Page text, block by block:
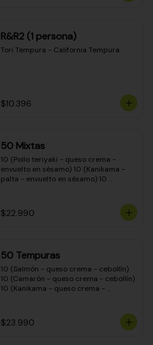
R&R2 (1 persona)
Tori Tempura - California Tempura
$10.396
50 Mixtas
10 (Pollo teriyaki - queso crema -
envuelto en sésamo) 10 (Kanikama -
palta - envuelto en sésamo) 10
cebollín - envuelto en masa tempura)
10 (Pimentón - queso crema - cebollín
$22.990
50 Tempuras
10 (Salmón - queso crema - cebollín)
10 (Camarón - queso crema - cebollín)
10 (Kanikama - queso crema -
crema - cebollín)
$23.990